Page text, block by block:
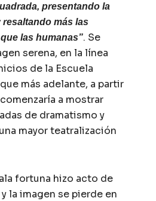
presentando la
resaltando más las
las humanas”. Se
serena, en la línea
de la Escuela
más adelante, a partir
a mostrar
de dramatismo y
mayor teatralización
fortuna hizo acto de
la imagen se pierde en